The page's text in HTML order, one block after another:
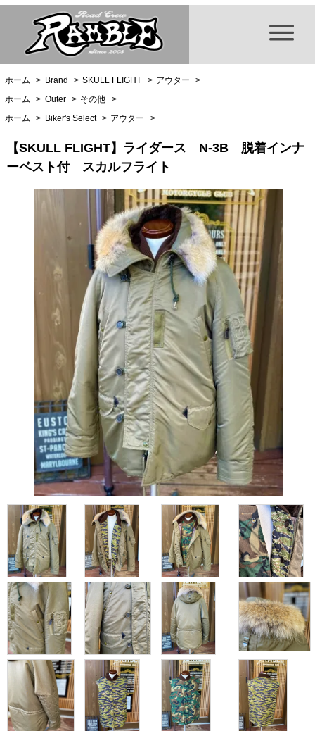
ホーム > Brand > SKULL FLIGHT > アウター
>
ホーム
> Outer > その他
>
ホーム
> Biker's Select > アウター >
【SKULL FLIGHT】ライダース N-3B 脱着インナ
ーベスト付 スカルフライト